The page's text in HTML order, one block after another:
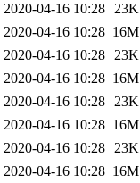
2020-04-16 10:28 23K
2020-04-16 10:28 16M
2020-04-16 10:28 23K
2020-04-16 10:28 16M
2020-04-16 10:28 23K
2020-04-16 10:28 16M
2020-04-16 10:28 23K
2020-04-16 10:28 16M